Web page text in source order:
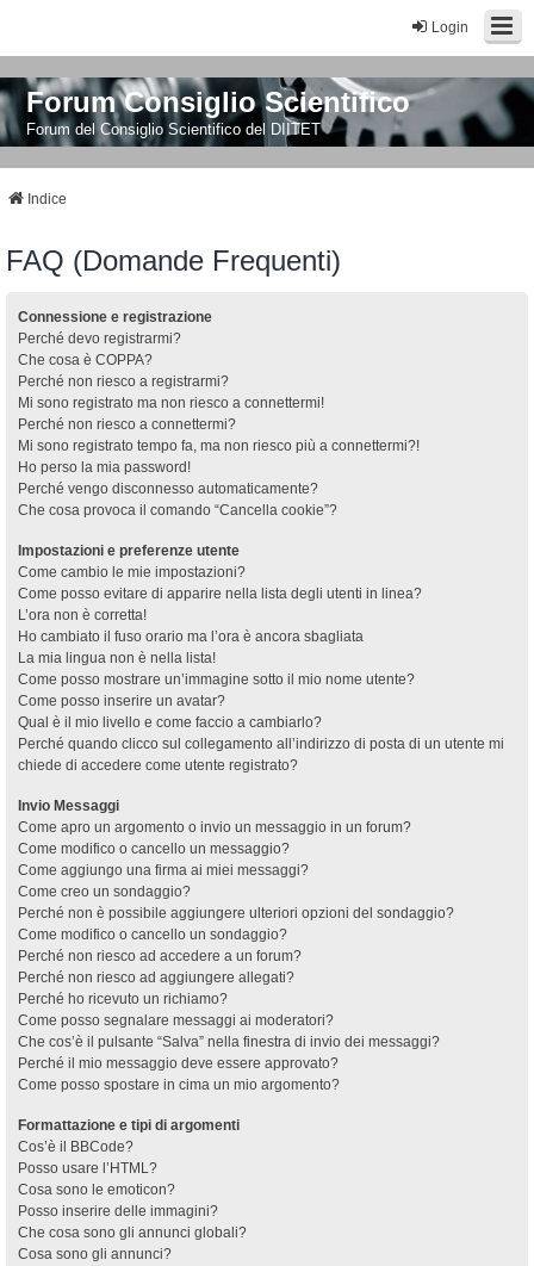
Login
Forum Consiglio Scientifico
Forum del Consiglio Scientifico del DIITET
Indice
FAQ (Domande Frequenti)
Connessione e registrazione
Perché devo registrarmi?
Che cosa è COPPA?
Perché non riesco a registrarmi?
Mi sono registrato ma non riesco a connettermi!
Perché non riesco a connettermi?
Mi sono registrato tempo fa, ma non riesco più a connettermi?!
Ho perso la mia password!
Perché vengo disconnesso automaticamente?
Che cosa provoca il comando “Cancella cookie”?
Impostazioni e preferenze utente
Come cambio le mie impostazioni?
Come posso evitare di apparire nella lista degli utenti in linea?
L’ora non è corretta!
Ho cambiato il fuso orario ma l’ora è ancora sbagliata
La mia lingua non è nella lista!
Come posso mostrare un’immagine sotto il mio nome utente?
Come posso inserire un avatar?
Qual è il mio livello e come faccio a cambiarlo?
Perché quando clicco sul collegamento all’indirizzo di posta di un utente mi
chiede di accedere come utente registrato?
Invio Messaggi
Come apro un argomento o invio un messaggio in un forum?
Come modifico o cancello un messaggio?
Come aggiungo una firma ai miei messaggi?
Come creo un sondaggio?
Perché non è possibile aggiungere ulteriori opzioni del sondaggio?
Come modifico o cancello un sondaggio?
Perché non riesco ad accedere a un forum?
Perché non riesco ad aggiungere allegati?
Perché ho ricevuto un richiamo?
Come posso segnalare messaggi ai moderatori?
Che cos’è il pulsante “Salva” nella finestra di invio dei messaggi?
Perché il mio messaggio deve essere approvato?
Come posso spostare in cima un mio argomento?
Formattazione e tipi di argomenti
Cos’è il BBCode?
Posso usare l’HTML?
Cosa sono le emoticon?
Posso inserire delle immagini?
Che cosa sono gli annunci globali?
Cosa sono gli annunci?